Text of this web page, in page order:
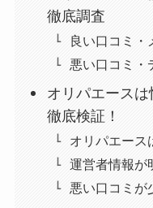
徹底調査
良い口コミ・
悪い口コミ・
オリパエース
徹底検証！
オリパエース
運営者情報が
悪い口コミが